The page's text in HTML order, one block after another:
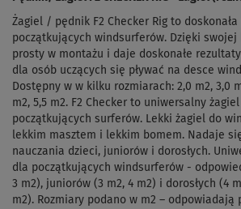
Żagiel / pędnik F2 Checker Rig to
początkujących windsurferów. Dzięki
prosty w montażu i daje doskonałe
dla osób uczących się pływać na desce
Dostępny w w kilku rozmiarach: 2,0 m2, 3,0
m2, 5,5 m2. F2 Checker to uniwersalny
początkujących surferów. Lekki żagiel do
lekkim masztem i lekkim bomem. Nadaje
nauczania dzieci, juniorów i dorosłych.
dla początkujących windsurferów -
3 m2), juniorów (3 m2, 4 m2) i dorosłych (4 m
m2). Rozmiary podano w m2 – odpowiadają